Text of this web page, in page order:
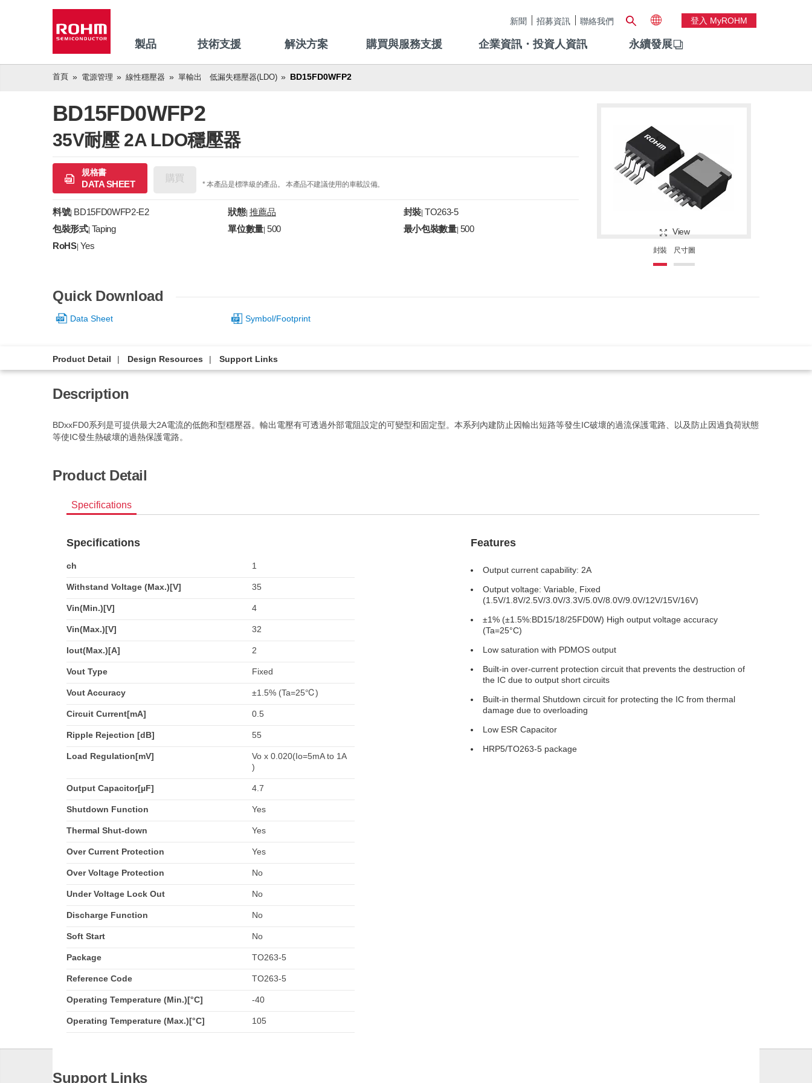
新聞 招募資訊 聯絡我們 登入 MyROHM
製品 技術支援 解決方案 購買與服務支援 企業資訊・投資人資訊 永續發展
首頁 電源管理 線性穩壓器 單輸出 低漏失穩壓器(LDO) BD15FD0WFP2
BD15FD0WFP2
35V耐壓 2A LDO穩壓器
規格書
DATA SHEET
購買
* 本產品是標準級的產品。 本產品不建議使用的車載設備。
料號| BD15FD0WFP2-E2 狀態| 推薦品 封裝 TO263-5
包裝形式| Taping 單位數量 |500 最小包裝數量| 500
RoHS| Yes
View
封裝 尺寸圖
Quick Download
Data Sheet Symbol/Footprint
Product Detail Design Resources Support Links
Description
BDxxFD0系列是可提供最大2A電流的低飽和型穩壓器。輸出電壓有可透過外部電阻設定的可變型和固定型。本系列內建防止因輸出短路等發生IC破壞的過流保護電路、以及防止因過負荷狀態
等使IC發生熱破壞的過熱保護電路。
Product Detail
Specifications
Specifications
ch 1
Withstand Voltage (Max.)[V] 35
Vin(Min.)[V] 4
Vin(Max.)[V] 32
Iout(Max.)[A] 2
Vout Type Fixed
Vout Accuracy ±1.5% (Ta=25℃)
Circuit Current[mA] 0.5
Ripple Rejection [dB] 55
Load Regulation[mV]
Vo x 0.020(Io=5mA to 1A
)
Output Capacitor[µF] 4.7
Shutdown Function Yes
Thermal Shut-down Yes
Over Current Protection Yes
Over Voltage Protection No
Under Voltage Lock Out No
Discharge Function No
Soft Start No
Package TO263-5
Reference Code TO263-5
Operating Temperature (Min.)[°C] -40
Operating Temperature (Max.)[°C] 105
Features
Output current capability: 2A
Output voltage: Variable, Fixed
(1.5V/1.8V/2.5V/3.0V/3.3V/5.0V/8.0V/9.0V/12V/15V/16V)
±1% (±1.5%:BD15/18/25FD0W) High output voltage accuracy
(Ta=25°C)
Low saturation with PDMOS output
Built-in over-current protection circuit that prevents the destruction of
the IC due to output short circuits
Built-in thermal Shutdown circuit for protecting the IC from thermal
damage due to overloading
Low ESR Capacitor
HRP5/TO263-5 package
Support Links